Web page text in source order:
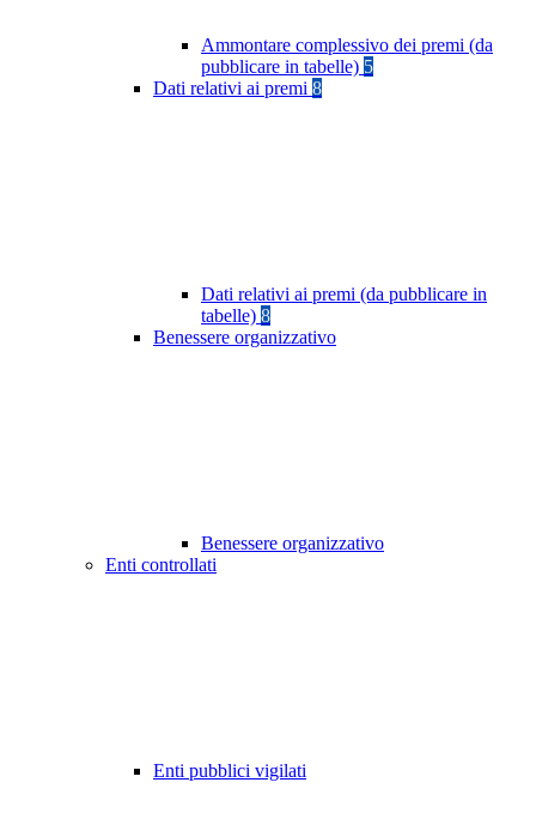
Ammontare complessivo dei premi (da
pubblicare in tabelle) 5
Dati relativi ai premi 8
Dati relativi ai premi (da pubblicare in
tabelle) 8
Benessere organizzativo
Benessere organizzativo
Enti controllati
Enti pubblici vigilati